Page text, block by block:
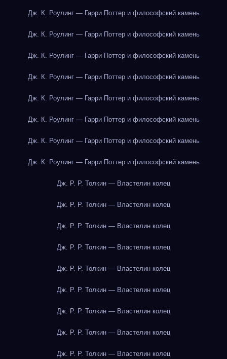
Дж. К. Роулинг — Гарри Поттер и философский камень
Дж. К. Роулинг — Гарри Поттер и философский камень
Дж. К. Роулинг — Гарри Поттер и философский камень
Дж. К. Роулинг — Гарри Поттер и философский камень
Дж. К. Роулинг — Гарри Поттер и философский камень
Дж. К. Роулинг — Гарри Поттер и философский камень
Дж. К. Роулинг — Гарри Поттер и философский камень
Дж. К. Роулинг — Гарри Поттер и философский камень
Дж. Р. Р. Толкин — Властелин колец
Дж. Р. Р. Толкин — Властелин колец
Дж. Р. Р. Толкин — Властелин колец
Дж. Р. Р. Толкин — Властелин колец
Дж. Р. Р. Толкин — Властелин колец
Дж. Р. Р. Толкин — Властелин колец
Дж. Р. Р. Толкин — Властелин колец
Дж. Р. Р. Толкин — Властелин колец
Дж. Р. Р. Толкин — Властелин колец